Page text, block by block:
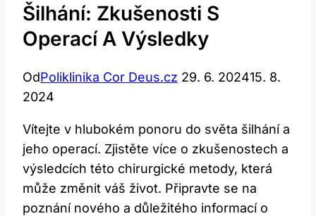
Šilhání: Zkušenosti S
Operací A Výsledky
OdPoliklinika Cor Deus.cz 29. 6. 202415. 8.
2024
Vítejte v hlubokém ponoru do světa šilhání ⁤a​
jeho operací. Zjistěte více o zkušenostech a⁣
výsledcích této chirurgické⁣ metody, která
může změnit‍ váš život. Připravte se na
poznání‌ nového a důležitého‌ informací o